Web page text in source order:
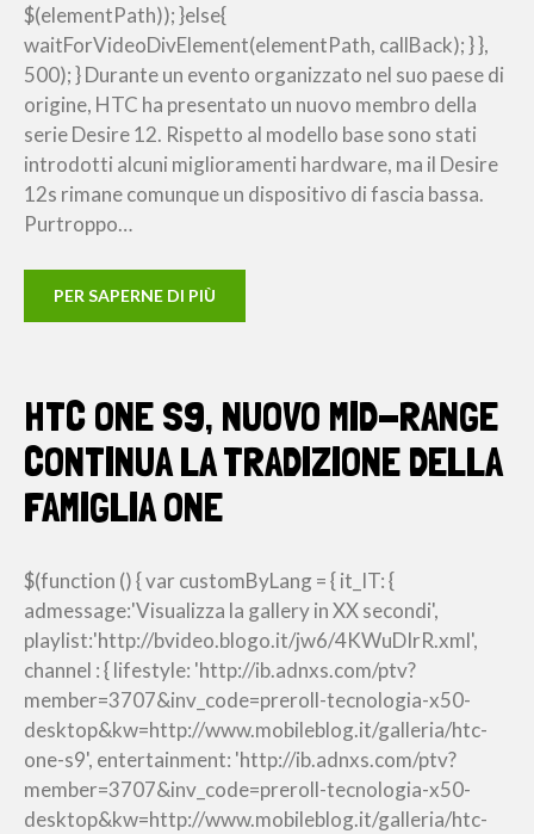
$(elementPath)); }else{
waitForVideoDivElement(elementPath, callBack); } },
500); } Durante un evento organizzato nel suo paese di
origine, HTC ha presentato un nuovo membro della
serie Desire 12. Rispetto al modello base sono stati
introdotti alcuni miglioramenti hardware, ma il Desire
12s rimane comunque un dispositivo di fascia bassa.
Purtroppo…
PER SAPERNE DI PIÙ
HTC ONE S9, NUOVO MID-RANGE
CONTINUA LA TRADIZIONE DELLA
FAMIGLIA ONE
$(function () { var customByLang = { it_IT: {
admessage:'Visualizza la gallery in XX secondi',
playlist:'http://bvideo.blogo.it/jw6/4KWuDIrR.xml',
channel : { lifestyle: 'http://ib.adnxs.com/ptv?
member=3707&inv_code=preroll-tecnologia-x50-
desktop&kw=http://www.mobileblog.it/galleria/htc-
one-s9', entertainment: 'http://ib.adnxs.com/ptv?
member=3707&inv_code=preroll-tecnologia-x50-
desktop&kw=http://www.mobileblog.it/galleria/htc-